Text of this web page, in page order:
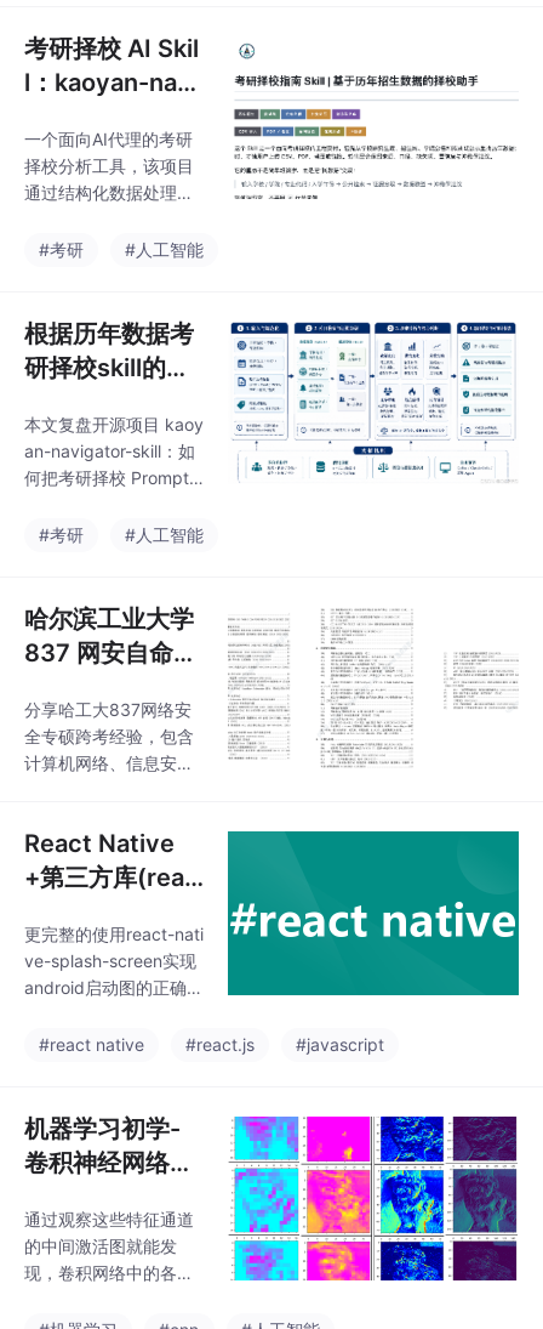
本、示例文件和开发文
档，既适合考
效性）、分析缩招/推免
挤压等风险信号，并生
成冲稳保建议。工具强
证据分级和置信度评
估，而非简单预测。开
发者可通过CSV导入数
功能，支持Codex等AI
本、示例文件和开发文
档，既适合考
考研择校 AI Skil
l：kaoyan-navi
一个面向AI代理的考研
择校分析工具，该项目
通过结构化数据处理解
题。核心功能包括：自
效性）、分析缩招/推免
挤压等风险信号，并生
成冲稳保建议。工具强
证据分级和置信度评
估，而非简单预测。开
发者可通过CSV导入数
功能，支持Codex等AI
本、示例文件和开发文
档，既适合考
#考研 #人工智能
根据历年数据考
研择校skill的设
本文复盘开源项目 kaoy
an-navigator-skill：如
何把考研择校 Prompt
KILL.md、reference
拟录取名单分析流程。
#考研 #人工智能
哈尔滨工业大学
837 网安自命题
+经验贴
分享哈工大837网络安
全专硕跨考经验，包含
计算机网络、信息安全
为跨考生，整理了答题
手册、思维导图等资
料，帮助考生高效掌握
核心考点。计算机网络
侧重路由算法和TCP协
议，信息安全注重密码
学基础，网络安全则聚
真题、教材和慕课学
型补充练习题。完整备
考资料已开源在GitHu
React Native
+第三方库(reac
h-screen)实现
APP启动页
更完整的使用react-nati
ve-splash-screen实现
android启动图的正确配
#react native
#react.js #javascript
机器学习初学-
卷积神经网络识
sDataset狗狗图
像
通过观察这些特征通道
的中间激活图就能发
现，卷积网络中的各个